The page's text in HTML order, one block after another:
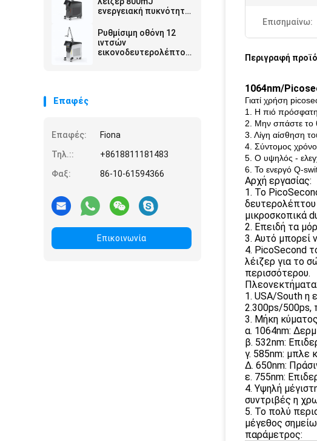
ενεργειακή πυκνότητα
στόχευσης
Ρυθμίσιμη οθόνη 12
ιντσών
εικονοδευτερολέπτου
Επαφές
Επαφές:
Fiona
Τηλ.::
+8618811181483
Φαξ:
86-10-61594366
Επικοινωνία
Επισημαίνω:
Περιγραφή
1064nm/
Γιατί χρήση
1. Η πιό πρόσφατη
2. Μην σπάστε το
3. Λίγη αίσθηση
4. Σύντομος
5. Ο υψηλός -
6. Το ενεργό Q-
Αρχή εργασίας:
1. Το
δευτερολέπτου
μικροσκοπικά
2. Επειδή τα
3. Αυτό μπορεί
4. PicoSecond
λέιζερ για το
περισσότερου.
Πλεονεκτήματα:
1. USA/South η
2.300ps/500ps,
3. Μήκη κύματος
α. 1064nm:
β. 532nm:
γ. 585nm: μπλε
Δ. 650nm:
ε. 755nm:
4. Υψηλή
συντριβές η
5. Το πολύ
μέγεθος
παράμετρος: